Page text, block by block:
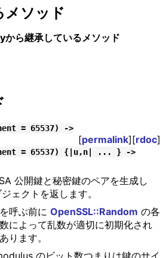
メソッド
ら継承しているメソッド
= 65537) ->
[permalink][rdoc]
= 65537) {|u,n| ... } ->
公開鍵と秘密鍵のペアを生成し
ェクトを返します。
呼ぶ前に OpenSSL::Random の各
によって乱数が適切に初期化され
ります。